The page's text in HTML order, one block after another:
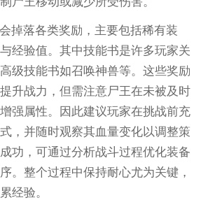
掉落各类奖励，主要包括稀有装
经验值。其中技能书是许多玩家关
级技能书如召唤神兽等。这些奖励
升战力，但需注意尸王在未被及时
强属性。因此建议玩家在挑战前充
，并随时观察其血量变化以调整策
功，可通过分析战斗过程优化装备
。整个过程中保持耐心尤为关键，
经验。